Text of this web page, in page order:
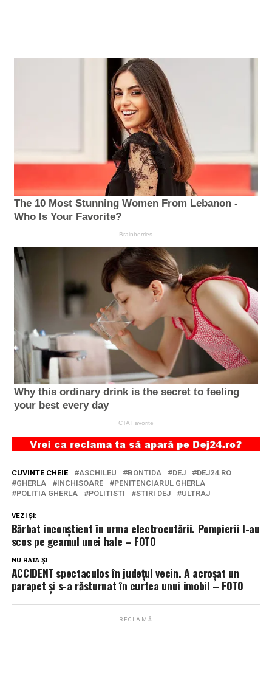
CUVINTE CHEIE ASCHILEU BONTIDA DEJ
DEJ24.RO
GHERLA
INCHISOARE
PENITENCIARUL GHERLA
POLITIA GHERLA
POLITISTI STIRI DEJ ULTRAJ
VEZI ȘI:
Bărbat inconștient în urma electrocutării. Pompierii l-au
scos pe geamul unei hale – FOTO
NU RATA ȘI
ACCIDENT spectaculos în județul vecin. A acroșat un
parapet și s-a răsturnat în curtea unui imobil – FOTO
RECLAMĂ